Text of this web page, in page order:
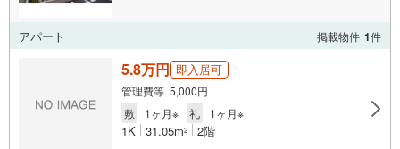
アパート 掲載物件 1件
5.8万円 即入居可
管理費等 5,000円
敷
1ヶ月※ 礼 1ヶ月※
1K 31.05m2 2階